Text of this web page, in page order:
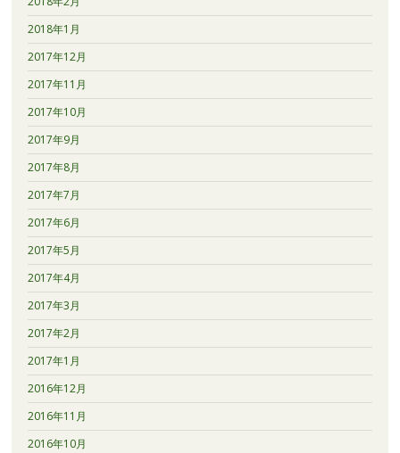
2018年1月
2017年12月
2017年11月
2017年10月
2017年9月
2017年8月
2017年7月
2017年6月
2017年5月
2017年4月
2017年3月
2017年2月
2017年1月
2016年12月
2016年11月
2016年10月